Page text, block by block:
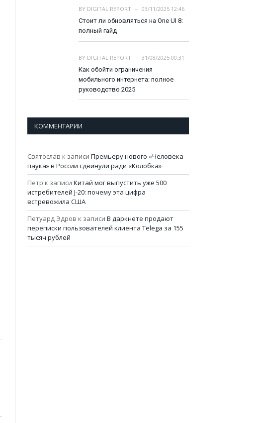
BY DIGITAL REPORT
03/11/2025 12:46
Стоит ли обновляться на One UI 8:
полный гайд
BY DIGITAL REPORT
31/08/2025 00:31
Как обойти ограничения
мобильного интернета: полное
руководство 2025
КОММЕНТАРИИ
Святослав к записи Премьеру нового «Человека-
паука» в России сдвинули ради «Колобка»
Петр к записи Китай мог выпустить уже 500
истребителей J-20: почему эта цифра
встревожила США
Петуард Эдров к записи В даркнете продают
переписки пользователей клиента Telega за 155
тысяч рублей